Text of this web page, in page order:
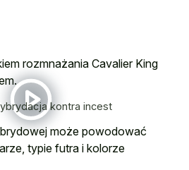
rozmnażania Cavalier King
kontra incest
może powodować
typie futra i kolorze